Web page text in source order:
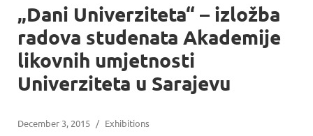
„Dani Univerziteta“ – izložba
radova studenata Akademije
likovnih umjetnosti
Univerziteta u Sarajevu
December 3, 2015 / Exhibitions